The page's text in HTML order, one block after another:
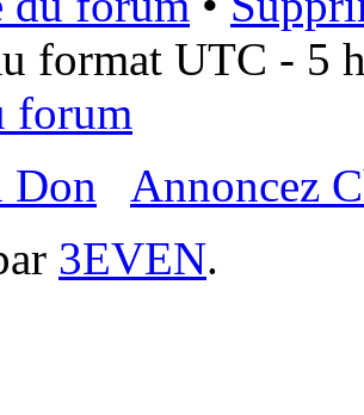
format UTC - 5
forum
Don
Annoncez
3EVEN.